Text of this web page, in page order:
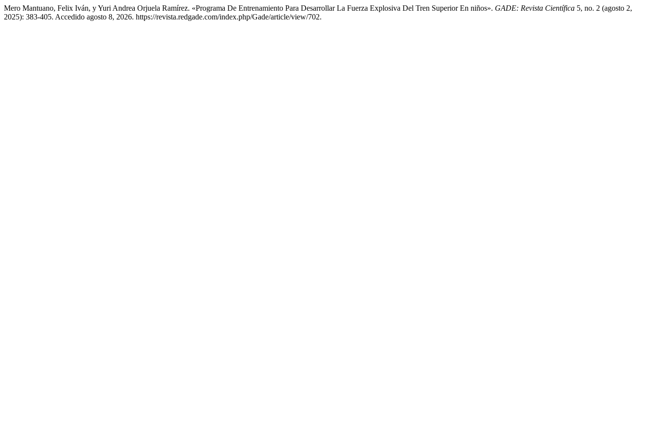
Mero Mantuano, Felix Iván, y Yuri Andrea Orjuela Ramírez. «Programa De Entrenamiento Para Desarrollar La Fuerza Explosiva Del Tren Superior En niños». GADE: Revista Científica 5, no. 2 (agosto 2,
2025): 383-405. Accedido agosto 8, 2026. https://revista.redgade.com/index.php/Gade/article/view/702.